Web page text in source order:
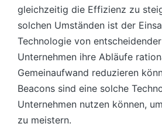
gleichzeitig die Effizienz zu
solchen Umständen ist der
Technologie von
Unternehmen ihre Abläufe
Gemeinaufwand reduzieren
Beacons sind eine solche
Unternehmen nutzen können,
zu meistern.